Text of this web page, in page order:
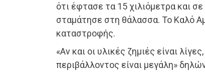
ότι έφτασε τα 15 χιλιόμετρα και
σταμάτησε στη θάλασσα. Το Καλό
καταστροφής.
«Αν και οι υλικές ζημιές είναι
περιβάλλοντος είναι μεγάλη»